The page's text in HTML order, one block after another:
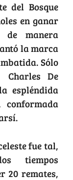
del Bosque
en ganar
manera
la marca
Sólo
De
espléndida
conformada
fue tal,
tiempos
20 remates,